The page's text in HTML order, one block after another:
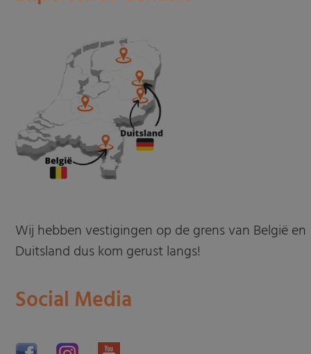
Wij hebben vestigingen op de grens van België en
Duitsland dus kom gerust langs!
Social Media